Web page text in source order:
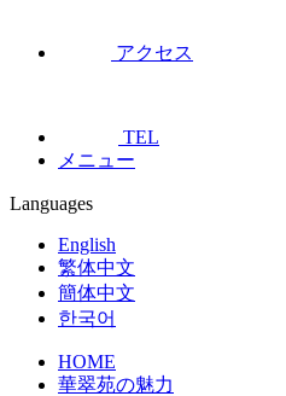
アクセス
TEL
メニュー
Languages
English
繁体中文
簡体中文
한국어
HOME
華翠苑の魅力